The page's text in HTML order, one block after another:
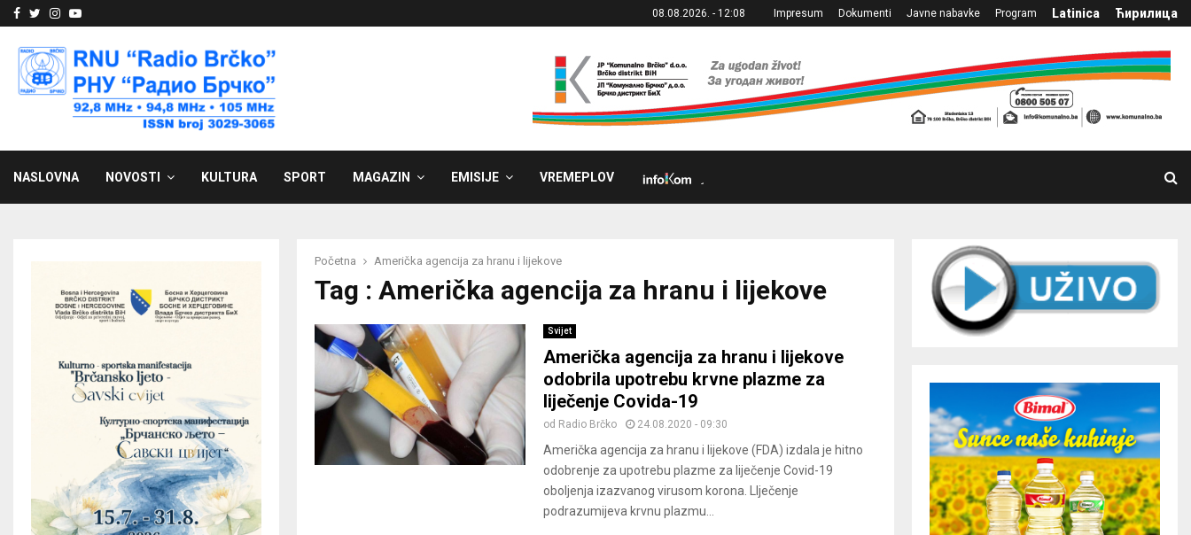
Facebook
Twitter
Instagram
Youtube 08.08.2026. - 12:08 Impresum Dokumenti Javne nabavke Program Latinica Ћирилица
NASLOVNA NOVOSTI KULTURA SPORT MAGAZIN EMISIJE VREMEPLOV
Početna Američka agencija za hranu i lijekove
Tag : Američka agencija za hranu i lijekove
Svijet
Američka agencija za hranu i lijekove
odobrila upotrebu krvne plazme za
liječenje Covida-19
od Radio Brčko 24.08.2020 - 09:30
Američka agencija za hranu i lijekove (FDA) izdala je hitno
odobrenje za upotrebu plazme za liječenje Covid-19
oboljenja izazvanog virusom korona. LIječenje
podrazumijeva krvnu plazmu...